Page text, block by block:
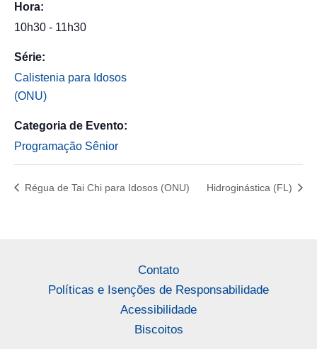
Hora:
10h30 - 11h30
Série:
Calistenia para Idosos
(ONU)
Categoria de Evento:
Programação Sênior
Régua de Tai Chi para Idosos (ONU) Hidroginástica (FL)
Contato
Políticas e Isenções de Responsabilidade
Acessibilidade
Biscoitos